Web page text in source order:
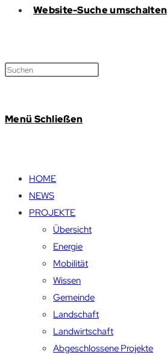
Website-Suche umschalten
Menü Schließen
HOME
NEWS
PROJEKTE
Übersicht
Energie
Mobilität
Wissen
Gemeinde
Landschaft
Landwirtschaft
Abgeschlossene Projekte